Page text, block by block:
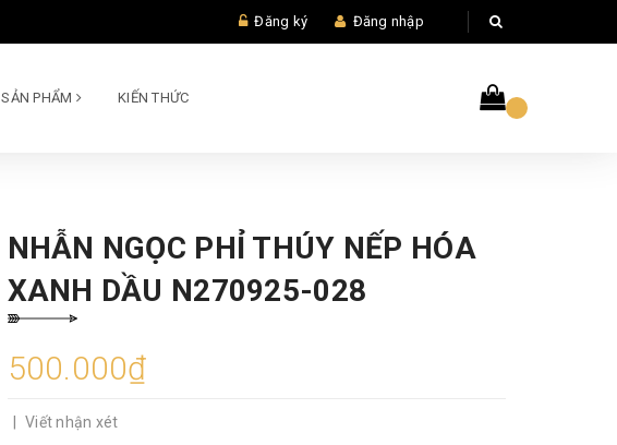
Đăng ký Đăng nhập
SẢN PHẨM KIẾN THỨC
NHẪN NGỌC PHỈ THÚY NẾP HÓA
XANH DẦU N270925-028
500.000₫
Viết nhận xét